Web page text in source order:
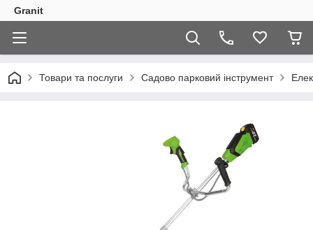
Granit
Товари та послуги Садово парковий інструмент